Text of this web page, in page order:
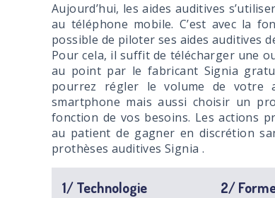
Aujourd’hui, les aides auditives
au téléphone mobile. C’est avec la
possible de piloter ses aides auditives
Pour cela, il suffit de télécharger une
au point par le fabricant Signia
pourrez régler le volume de votre
smartphone mais aussi choisir un
fonction de vos besoins. Les actions
au patient de gagner en discrétion
prothèses auditives Signia .
1/ Technologie 2/